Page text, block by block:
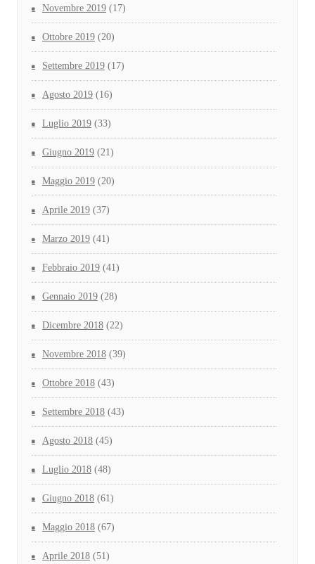
Novembre 2019 (17)
Ottobre 2019 (20)
Settembre 2019 (17)
Agosto 2019 (16)
Luglio 2019 (33)
Giugno 2019 (21)
Maggio 2019 (20)
Aprile 2019 (37)
Marzo 2019 (41)
Febbraio 2019 (41)
Gennaio 2019 (28)
Dicembre 2018 (22)
Novembre 2018 (39)
Ottobre 2018 (43)
Settembre 2018 (43)
Agosto 2018 (45)
Luglio 2018 (48)
Giugno 2018 (61)
Maggio 2018 (67)
Aprile 2018 (51)